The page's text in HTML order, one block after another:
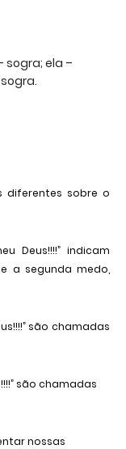
sogra; ela –
diferentes sobre o
Deus!!!!” indicam
a segunda medo,
são chamadas
são chamadas
nossas